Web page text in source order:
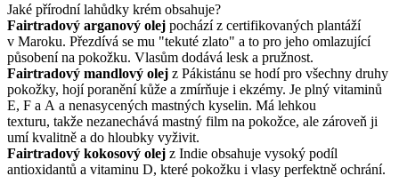
Jaké přírodní lahůdky krém obsahuje?
Fairtradový arganový olej pochází z certifikovaných plantáží
v Maroku. Přezdívá se mu "tekuté zlato" a to pro jeho omlazující
působení na pokožku. Vlasům dodává lesk a pružnost.
Fairtradový mandlový olej z Pákistánu se hodí pro všechny druhy
pokožky, hojí poranění kůže a zmírňuje i ekzémy. Je plný vitaminů
E, F a A a nenasycených mastných kyselin. Má lehkou
texturu, takže nezanechává mastný film na pokožce, ale zároveň ji
umí kvalitně a do hloubky vyživit.
Fairtradový kokosový olej z Indie obsahuje vysoký podíl
antioxidantů a vitaminu D, které pokožku i vlasy perfektně ochrání.